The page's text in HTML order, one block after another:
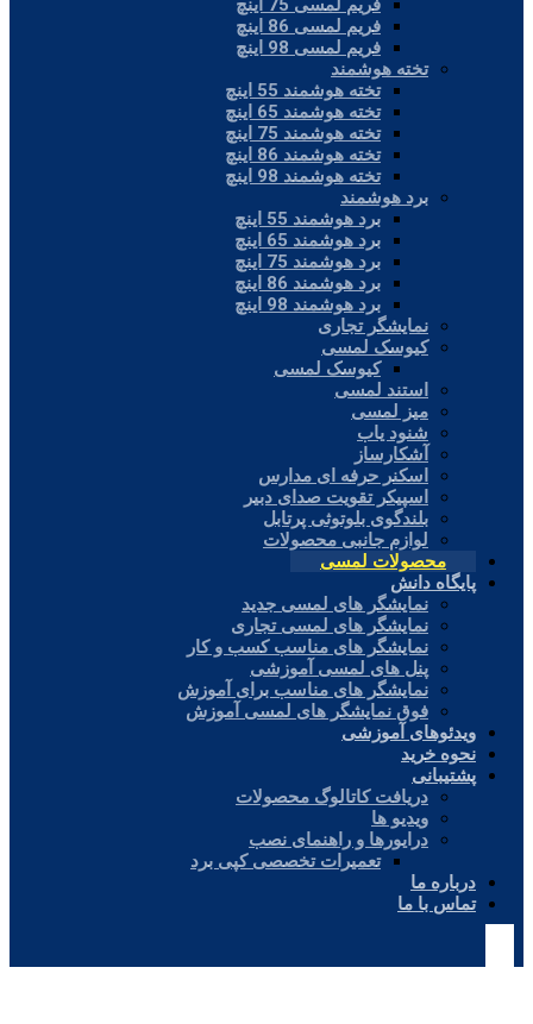
فریم لمسی 75 اینچ
فریم لمسی 86 اینچ
فریم لمسی 98 اینچ
تخته هوشمند
تخته هوشمند 55 اینچ
تخته هوشمند 65 اینچ
تخته هوشمند 75 اینچ
تخته هوشمند 86 اینچ
تخته هوشمند 98 اینچ
برد هوشمند
برد هوشمند 55 اینچ
برد هوشمند 65 اینچ
برد هوشمند 75 اینچ
برد هوشمند 86 اینچ
برد هوشمند 98 اینچ
نمایشگر تجاری
کیوسک لمسی
کیوسک لمسی
استند لمسی
میز لمسی
شنود یاب
آشکارساز
اسکنر حرفه ای مدارس
اسپیکر تقویت صدای دبیر
بلندگوی بلوتوثی پرتابل
لوازم جانبی محصولات
محصولات لمسی
پایگاه دانش
نمایشگر های لمسی جدید
نمایشگر های لمسی تجاری
نمایشگر های مناسب کسب و کار
پنل های لمسی آموزشی
نمایشگر های مناسب برای آموزش
فوق نمایشگر های لمسی آموزش
ویدئوهای آموزشی
نحوه خرید
پشتیبانی
دریافت کاتالوگ محصولات
ویدیو ها
درایورها و راهنمای نصب
تعمیرات تخصصی کپی برد
درباره ما
تماس با ما